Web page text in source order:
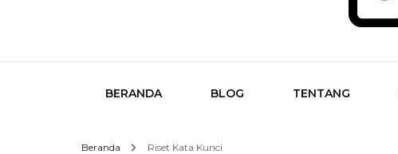
BERANDA BLOG TENTANG
Beranda Riset Kata Kunci